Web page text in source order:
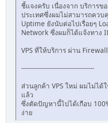
ชี้แจงครับ เนื่องจาก บริการข
ประเทศซึ่งผมไม่สามารถคว
Uptime ยังนับต่อไปเรื่อยๆ
Network ซึ่งผมก็ได้แจ้งทาง
VPS ที่ให้บริการ ผ่าน
-------------------------------------
ส่วนลูกค้า VPS ใหม่ ผมไม่ไ
แล้ว
ซึ่งตัดปัญหานี้ไปได้เกือบ
ง่าย